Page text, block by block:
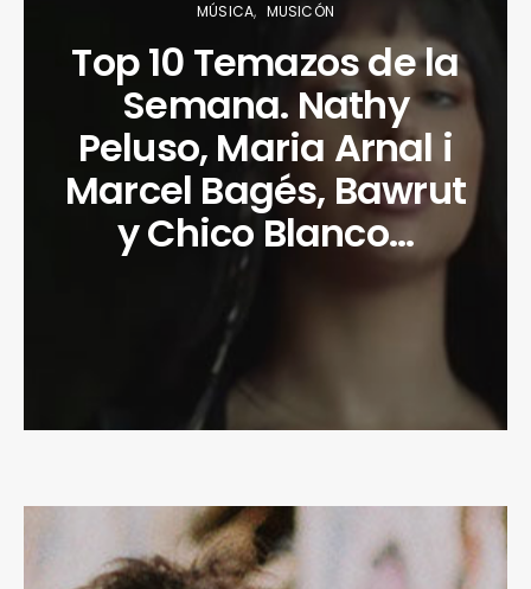
MÚSICA MUSICÓN
Top 10 Temazos de la
Semana. Nathy
Peluso, Maria Arnal i
Marcel Bagés, Bawrut
y Chico Blanco…